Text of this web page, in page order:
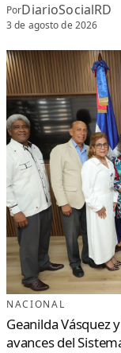
PorDiarioSocialRD
3 de agosto de 2026
NACIONAL
Geanilda Vásquez
avances del